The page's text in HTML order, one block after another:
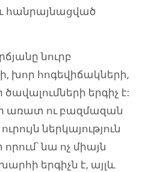
հանրայնացված
նուրբ
խոր հոգեվիճակների,
երգիչ է:
առատ ու բազմազան
ներկայություն
նա ոչ միայն
երգիչն է, այլև